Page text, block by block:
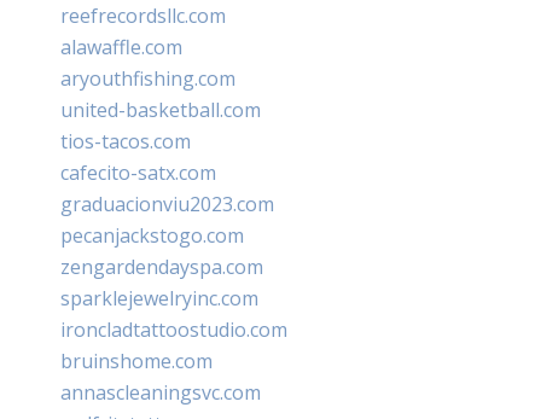
reefrecordsllc.com
alawaffle.com
aryouthfishing.com
united-basketball.com
tios-tacos.com
cafecito-satx.com
graduacionviu2023.com
pecanjackstogo.com
zengardendayspa.com
sparklejewelryinc.com
ironcladtattoostudio.com
bruinshome.com
annascleaningsvc.com